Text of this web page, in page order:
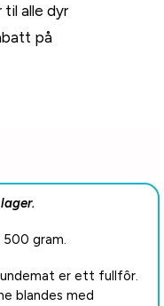
alle dyr
på
gram.
er ett fullfôr.
blandes med